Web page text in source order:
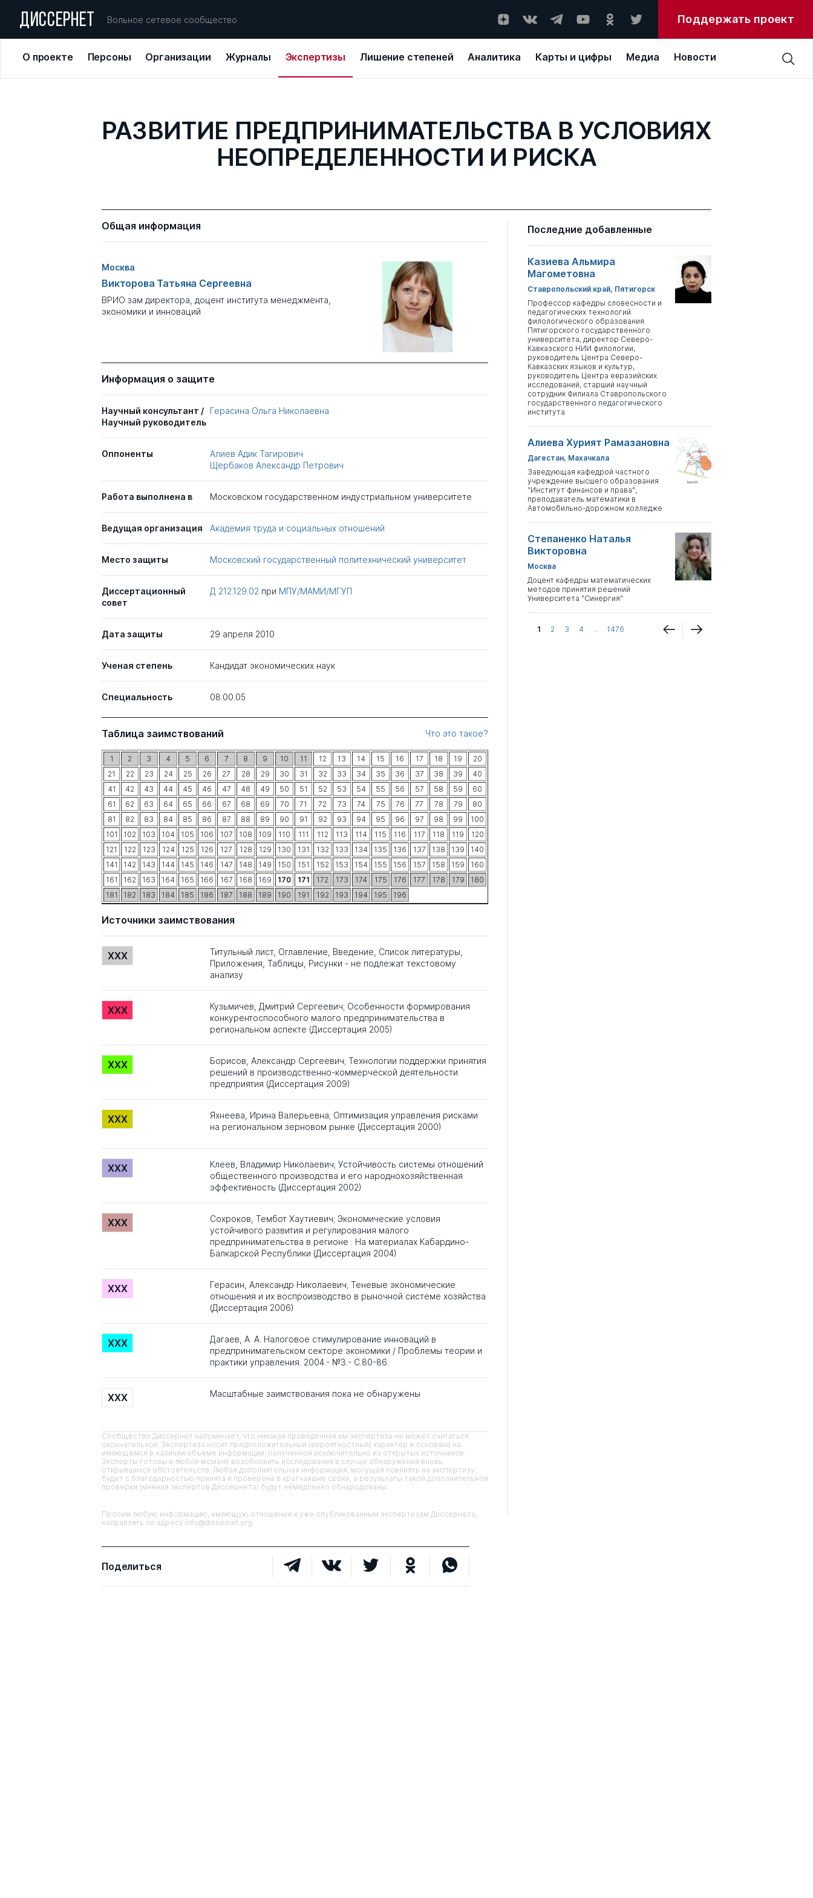
ДИССЕРНЕТ Вольное сетевое сообщество Поддержать проект
О проекте Персоны Организации Журналы Экспертизы Лишение степеней Аналитика Карты и цифры Медиа Новости
РАЗВИТИЕ ПРЕДПРИНИМАТЕЛЬСТВА В УСЛОВИЯХ
НЕОПРЕДЕЛЕННОСТИ И РИСКА
Общая информация
Москва
Викторова Татьяна Сергеевна
ВРИО зам директора, доцент института менеджмента,
экономики и инноваций
Информация о защите
Научный консультант /
Научный руководитель
Герасина Ольга Николаевна
Оппоненты
Алиев Адик Тагирович
Щербаков Александр Петрович
Работа выполнена в Московском государственном индустриальном университете
Ведущая организация Академия труда и социальных отношений
Место защиты Московский государственный политехнический университет
Диссертационный
совет
Д 212.129.02 при МПУ/МАМИ/МГУП
Дата защиты 29 апреля 2010
Ученая степень Кандидат экономических наук
Специальность 08.00.05
Таблица заимствований Что это такое?
1 2 3 4 5 6 7 8 9 10 11 12 13 14 15 16 17 18 19
20
21
22 23 24 25 26 27 28 29 30 31 32 33 34 35 36 37 38 39
40
41
42 43 44 45 46 47 48 49 50 51 52 53 54 55 56 57 58 59
60
61
62 63 64 65 66 67 68 69 70 71 72 73 74 75 76 77 78 79
80
81
82 83 84 85 86 87 88 89 90 91 92 93 94 95 96 97 98 99
100
101
102 103 104 105 106 107 108 109 110 111 112 113 114 115 116 117 118 119
120
121
122 123 124 125 126 127 128 129 130 131 132 133 134 135 136 137 138 139
140
141
142 143 144 145 146 147 148 149 150 151 152 153 154 155 156 157 158 159
160
161
162 163 164 165 166 167 168 169 170 171 172 173 174 175 176 177 178 179
180
181
182 183 184 185 186 187 188 189 190 191 192 193 194 195 196
Источники заимствования
XXX
Титульный лист, Оглавление, Введение, Список литературы,
Приложения, Таблицы, Рисунки - не подлежат текстовому
анализу
XXX
Кузьмичев, Дмитрий Сергеевич; Особенности формирования
конкурентоспособного малого предпринимательства в
региональном аспекте (Диссертация 2005)
XXX
Борисов, Александр Сергеевич; Технологии поддержки принятия
решений в производственно-коммерческой деятельности
предприятия (Диссертация 2009)
XXX
Яхнеева, Ирина Валерьевна; Оптимизация управления рисками
на региональном зерновом рынке (Диссертация 2000)
XXX
Клеев, Владимир Николаевич; Устойчивость системы отношений
общественного производства и его народнохозяйственная
эффективность (Диссертация 2002)
XXX
Сохроков, Тембот Хаутиевич; Экономические условия
устойчивого развития и регулирования малого
предпринимательства в регионе : На материалах Кабардино-
Балкарской Республики (Диссертация 2004)
XXX
Герасин, Александр Николаевич; Теневые экономические
отношения и их воспроизводство в рыночной системе хозяйства
(Диссертация 2006)
XXX
Дагаев, А. А. Налоговое стимулирование инноваций в
предпринимательском секторе экономики / Проблемы теории и
практики управления. 2004.- №3.- С.80-86.
XXX Масштабные заимствования пока не обнаружены
Сообщество Диссернет напоминает, что никакая проведенная им экспертиза не может считаться
окончательной. Экспертиза носит предположительный (вероятностный) характер и основана на
имеющемся в наличии объеме информации, полученной исключительно из открытых источников.
Эксперты готовы в любой момент возобновить исследования в случае обнаружения вновь
открывшихся обстоятельств. Любая дополнительная информация, могущая повлиять на экспертизу,
будет с благодарностью принята и проверена в кратчайшие сроки, а результаты такой дополнительной
проверки (мнения экспертов Диссернета) будут немедленно обнародованы.
Просим любую информацию, имеющую отношение к уже опубликованным экспертизам Диссернета,
направлять по адресу info@dissernet.org
Поделиться
Последние добавленные
Казиева Альмира
Магометовна
Ставропольский край, Пятигорск
Профессор кафедры словесности и
педагогических технологий
филологического образования
Пятигорского государственного
университета, директор Северо-
Кавказского НИИ филологии,
руководитель Центра Северо-
Кавказских языков и культур,
руководитель Центра евразийских
исследований, старший научный
сотрудник Филиала Ставропольского
государственного педагогического
института
Алиева Хурият Рамазановна
Дагестан, Махачкала
Заведующая кафедрой частного
учреждение высшего образования
"Институт финансов и права";
преподаватель математики в
Автомобильно-дорожном колледже
Степаненко Наталья
Викторовна
Москва
Доцент кафедры математических
методов принятия решений
Университета "Синергия"
1 2 3 4 ... 1476